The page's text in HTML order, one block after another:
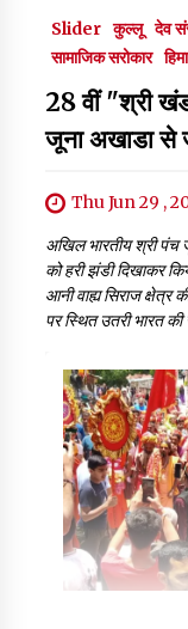
Slider कुल्लू देव
सामाजिक सरोकार
28 वीं "श्री
जूना अखाडा से
Thu Jun 29 ,
अखिल भारतीय श्री पंच
को हरी झंडी दिखाकर
आनी वाह्य सिराज
पर स्थित उतरी भारत